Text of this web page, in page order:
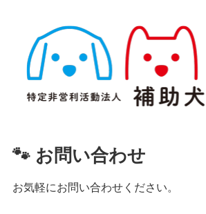
🐾 お問い合わせ
お気軽にお問い合わせください。